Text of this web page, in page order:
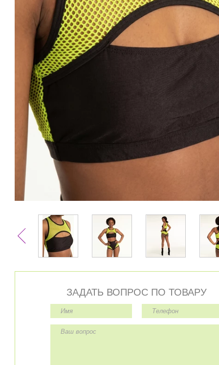
ЗАДАТЬ ВОПРОС ПО ТОВАРУ